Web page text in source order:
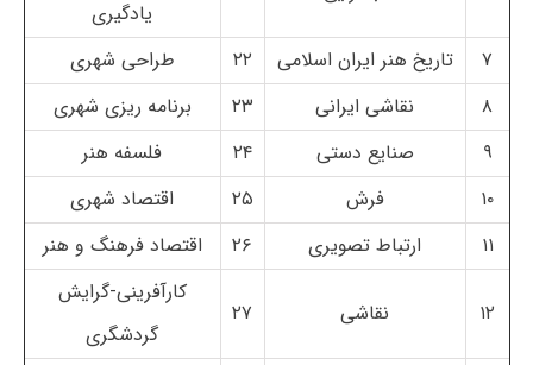
یادگیری
۷
تاریخ هنر ایران اسلامی ۲۲
طراحی شهری
۸
نقاشی ایرانی ۲۳
برنامه ریزی شهری
۹
صنایع دستی ۲۴
فلسفه هنر
۱۰
فرش ۲۵
اقتصاد شهری
۱۱
ارتباط تصویری ۲۶ اقتصاد فرهنگ و هنر
۱۲ نقاشی ۲۷
کارآفرینی-گرایش
گردشگری